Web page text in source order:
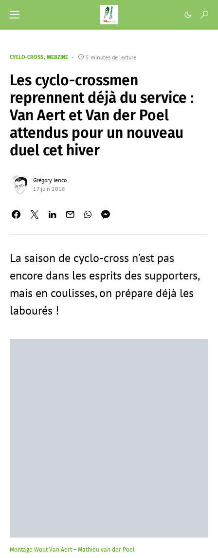
CYCLO-CROSS WEBZINE 5 minutes de lecture
Les cyclo-crossmen
reprennent déjà du service :
Van Aert et Van der Poel
attendus pour un nouveau
duel cet hiver
Grégory Ienco
17 juin 2018
La saison de cyclo-cross n’est pas
encore dans les esprits des supporters,
mais en coulisses, on prépare déjà les
labourés !
Montage Wout Van Aert – Mathieu van der Poel